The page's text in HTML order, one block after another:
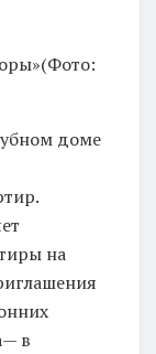
доме
на
в